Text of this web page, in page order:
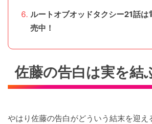
ルートオブオッドタクシー21話は
売中！
佐藤の告白は実を結
やはり佐藤の告白がどういう結末を迎え